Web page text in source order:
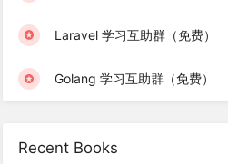
Laravel 学习互助群（免费）
Golang 学习互助群（免费）
Recent Books